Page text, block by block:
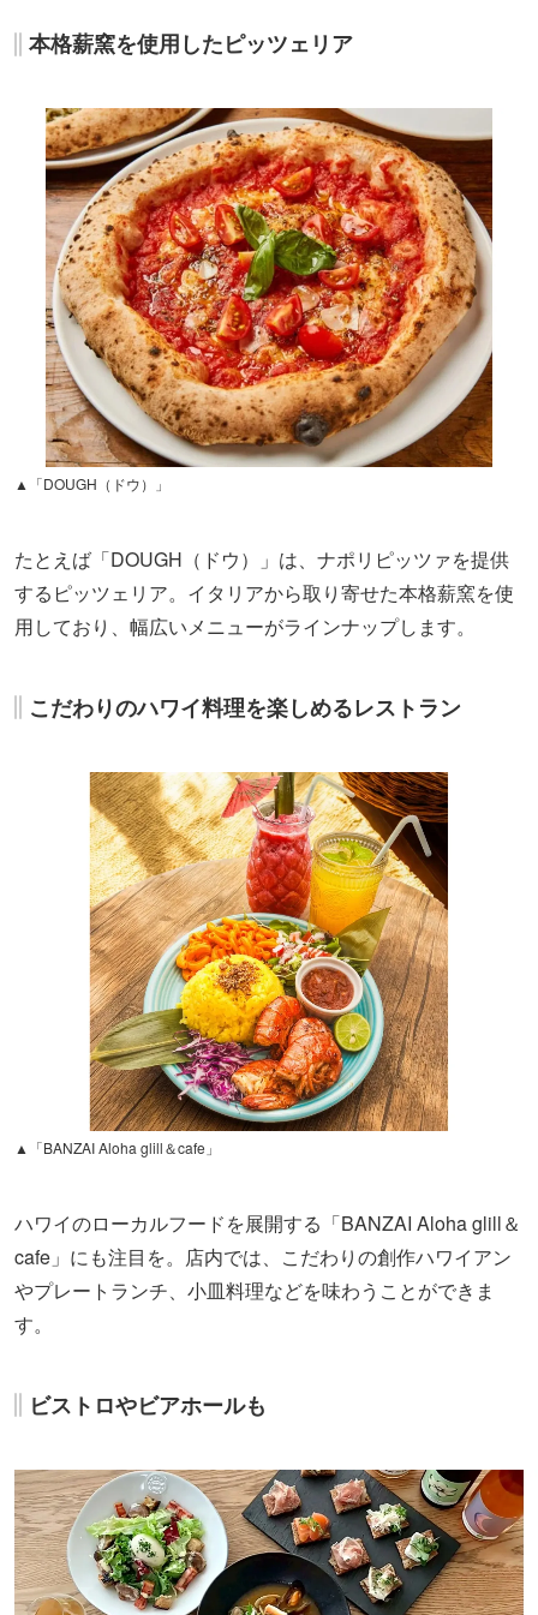
本格薪窯を使用したピッツェリア
▲「DOUGH（ドウ）」
たとえば「DOUGH（ドウ）」は、ナポリピッツァを提供
するピッツェリア。イタリアから取り寄せた本格薪窯を使
用しており、幅広いメニューがラインナップします。
こだわりのハワイ料理を楽しめるレストラン
▲「BANZAI Aloha glill＆cafe」
ハワイのローカルフードを展開する「BANZAI Aloha glill＆
cafe」にも注目を。店内では、こだわりの創作ハワイアン
やプレートランチ、小皿料理などを味わうことができま
す。
ビストロやビアホールも